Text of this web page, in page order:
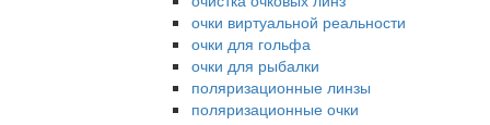
очки виртуальной реальности
очки для гольфа
очки для рыбалки
поляризационные линзы
поляризационные очки